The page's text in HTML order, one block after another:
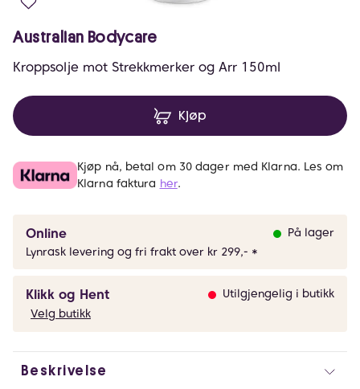
Australian Bodycare
Kroppsolje mot Strekkmerker og Arr 150ml
Kjøp
Kjøp nå, betal om 30 dager med Klarna. Les om
Klarna faktura her.
Online
På lager
Lynrask levering og fri frakt over kr 299,- *
Klikk og Hent
Utilgjengelig i butikk
Velg butikk
Beskrivelse